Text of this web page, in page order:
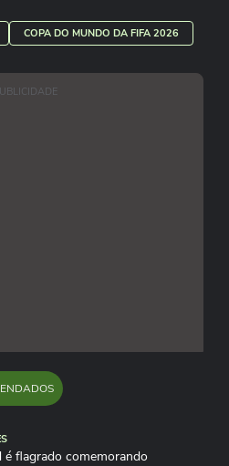
COPA DO MUNDO DA FIFA 2026
é flagrado comemorando